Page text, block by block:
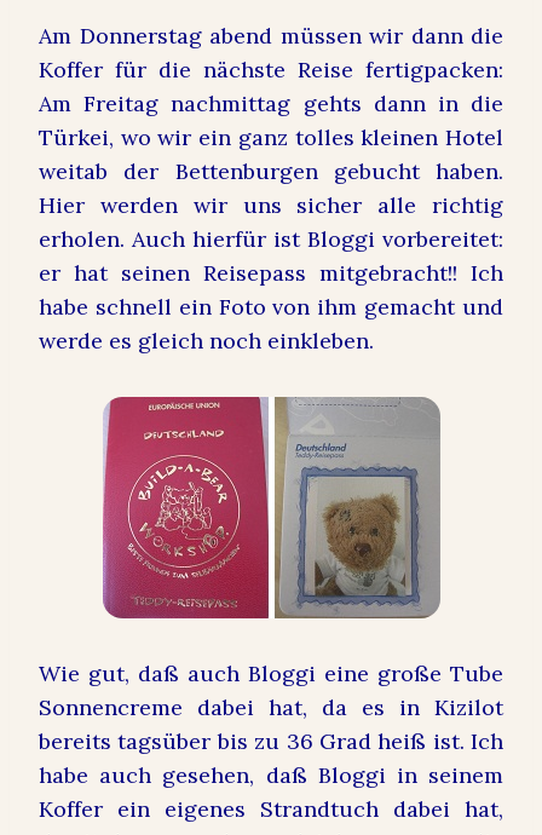
Am Donnerstag abend müssen wir dann die
Koffer für die nächste Reise fertigpacken:
Am Freitag nachmittag gehts dann in die
Türkei, wo wir ein ganz tolles kleinen Hotel
weitab der Bettenburgen gebucht haben.
Hier werden wir uns sicher alle richtig
erholen. Auch hierfür ist Bloggi vorbereitet:
er hat seinen Reisepass mitgebracht!! Ich
habe schnell ein Foto von ihm gemacht und
werde es gleich noch einkleben.
Wie gut, daß auch Bloggi eine große Tube
Sonnencreme dabei hat, da es in Kizilot
bereits tagsüber bis zu 36 Grad heiß ist. Ich
habe auch gesehen, daß Bloggi in seinem
Koffer ein eigenes Strandtuch dabei hat,